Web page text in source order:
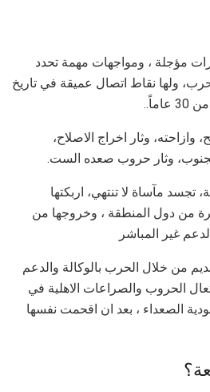
مؤجلة ، ومواجهات مهمة تحدد
ولها نقاط اتصال عميقة في تاريخ
وازاحته، وثار اخراج الاصلاح،
وثار حروب صعده الست.
تجسد مآساة لا تنتهي، اربكتها
من دول المنطقة ، وخروجها من
غير المباشر
من خلال الحرب بالوكالة والدعم
الحروب والصراعات الاهلية في
الصعداء ، بعد ان اقحمت نفسها